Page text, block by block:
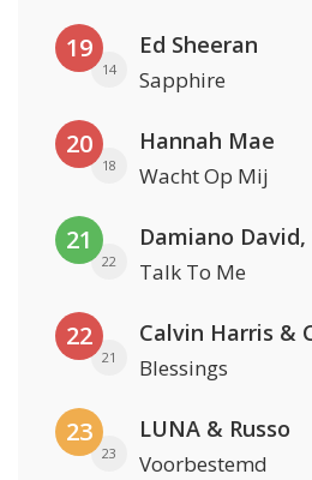
19
14
Ed Sheeran
Sapphire
20
18
Hannah Mae
Wacht Op Mij
21
22 Talk To Me
22
21 Blessings
23
23
LUNA & Russo
Voorbestemd